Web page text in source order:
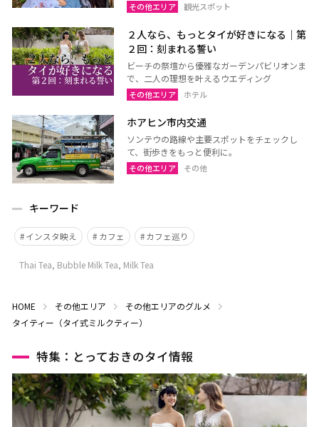
その他エリア 観光スポット
２人なら、もっとタイが好きになる｜第
２回：刻まれる誓い
ビーチの祭壇から優雅なガーデンパビリオンま
で、二人の理想を叶えるウエディング
その他エリア ホテル
ホアヒン市内交通
ソンテウの路線や主要スポットをチェックし
て、街歩きをもっと便利に。
その他エリア その他
キーワード
インスタ映え カフェ カフェ巡り
Thai Tea, Bubble Milk Tea, Milk Tea
HOME その他エリア
その他エリアのグルメ
タイティー（タイ式ミルクティー）
特集：とっておきのタイ情報